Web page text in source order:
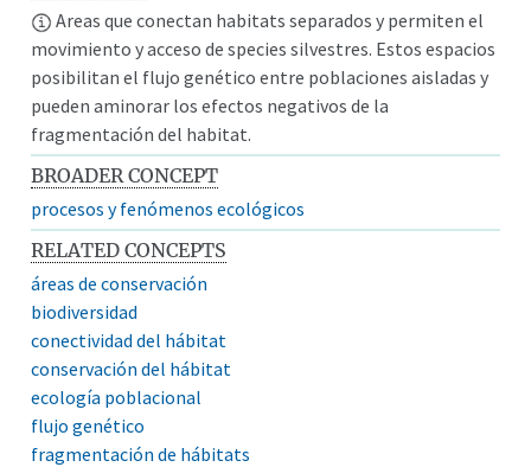
Areas que conectan habitats separados y permiten el
movimiento y acceso de species silvestres. Estos espacios
posibilitan el flujo genético entre poblaciones aisladas y
pueden aminorar los efectos negativos de la
fragmentación del habitat.
BROADER CONCEPT
procesos y fenómenos ecológicos
RELATED CONCEPTS
áreas de conservación
biodiversidad
conectividad del hábitat
conservación del hábitat
ecología poblacional
flujo genético
fragmentación de hábitats